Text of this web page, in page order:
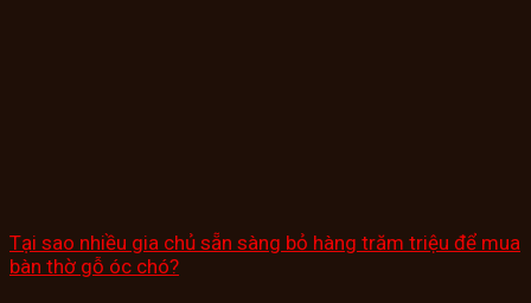
Tại sao nhiều gia chủ sẵn sàng bỏ hàng trăm triệu để mua
bàn thờ gỗ óc chó?